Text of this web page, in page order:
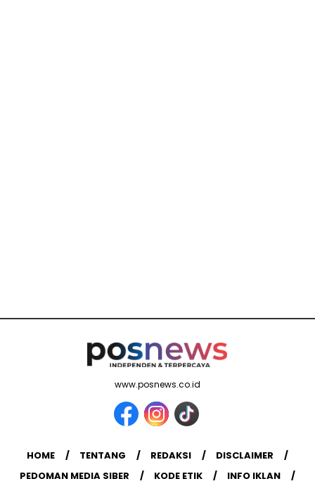
www.posnews.co.id
HOME TENTANG REDAKSI
DISCLAIMER
PEDOMAN MEDIA SIBER
KODE ETIK INFO IKLAN